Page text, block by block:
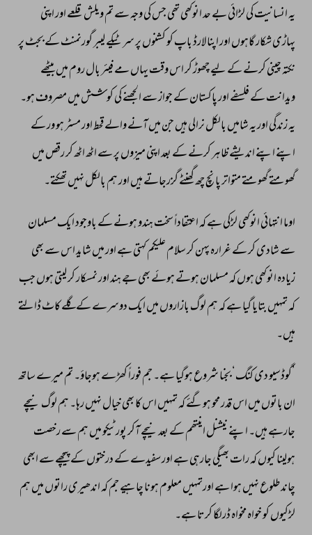
یہ انسانیت کی لڑائی بے حد انوکھی تھی جس کی وجہ سے تم ویلش قلعے اور اپنی
پہاڑی شکار گاہوں اور اپنا لارڈ باپ کو کشنوں پر سر ٹیکے لیبر گورنمنٹ کے بجٹ پر
نکتہ چینی کرنے کے لیے چھوڑ کر اس وقت یہاں مے فیئر بال روم میں بیٹھے
ویدانت کے فلسفے اور پاکستان کے جواز سے الجھنے کی کوشش میں مصروف ہو۔
یہ زندگی اور یہ شامیں بالکل نرالی ہیں جن میں آنے والے قحط اور مسٹر ہو ور کے
اپنے اپنے اندیشے ظاہر کرنے کے بعد اپنی میزوں پر سے اٹھ اٹھ کر رقص میں
گھومتے گھومتے متواتر پانچ چھ گھنٹے گزرجاتے ہیں اور ہم بالکل نہیں تھکتے۔
اوما انتہائی انوکھی لڑکی ہے کہ اعتقاداً سخت ہندو ہونے کے باوجود ایک مسلمان
سے شادی کر کے غرارہ پہن کر سلام علیکم کہتی ہے اور میں شاید اس سے بھی
زیادہ انوکھی ہوں کہ مسلمان ہوتے ہوئے بھی جے ہند اور نمسکار کر لیتی ہوں جب
کہ تمہیں بتایا گیا ہے کہ ہم لوگ بازاروں میں ایک دوسرے کے گلے کاٹ ڈالتے
ہیں۔
’گوڈسیو دی کنگ‘ بجنا شروع ہوگیا ہے۔ جم فوراً کھڑے ہوجاؤ۔ تم میرے ساتھ
ان باتوں میں اس قدر محو ہوگئے کہ تمہیں اس کا بھی خیال نہیں رہا۔ ہم لوگ نیچے
جارہے ہیں۔ اپنے نیشنل اینتھم کے بعدنیچے آکر پورٹیکو میں ہم سے رخصت
ہولینا کیوں کہ رات بھیگی جارہی ہے اور سفیدے کے درختوں کے پیچھے سے ابھی
چاند طلوع نہیں ہوا ہے اورتمہیں معلوم ہونا چاہیے جم کہ اندھیری راتوں میں ہم
لڑکیوں کو خواہ مخواہ ڈرلگا کرتا ہے۔